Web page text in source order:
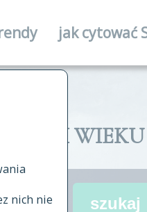
nich nie
jak cytować
I XVIII WIEKU